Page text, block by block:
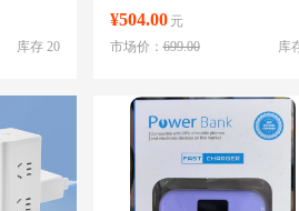
库存 20
列（单位：个）
¥504.00 元
库
市场价：699.00